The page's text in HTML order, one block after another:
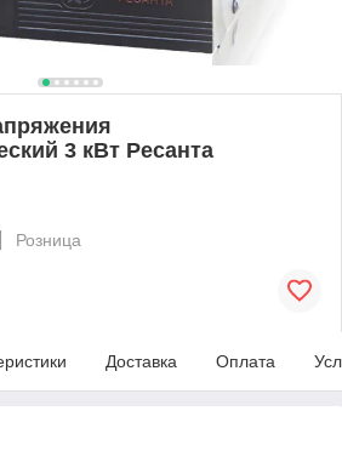
3 кВт Ресанта
Розница
Доставка Оплата